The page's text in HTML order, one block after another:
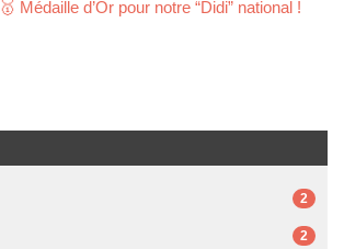
🥇 Médaille d’Or pour notre “Didi” national !
2
2